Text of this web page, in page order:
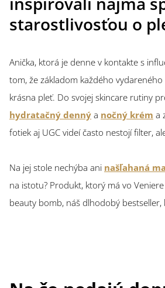
starostlivosťou o
Anička, ktorá je denne v kontakte s
tom, že základom každého
krásna pleť. Do svojej skincare rutiny
hydratačný denný a nočný krém a
fotiek aj UGC videí často nestojí filter,
Na jej stole nechýba ani našľahaná
na istotu? Produkt, ktorý má vo
beauty bomb, náš dlhodobý bestseller,